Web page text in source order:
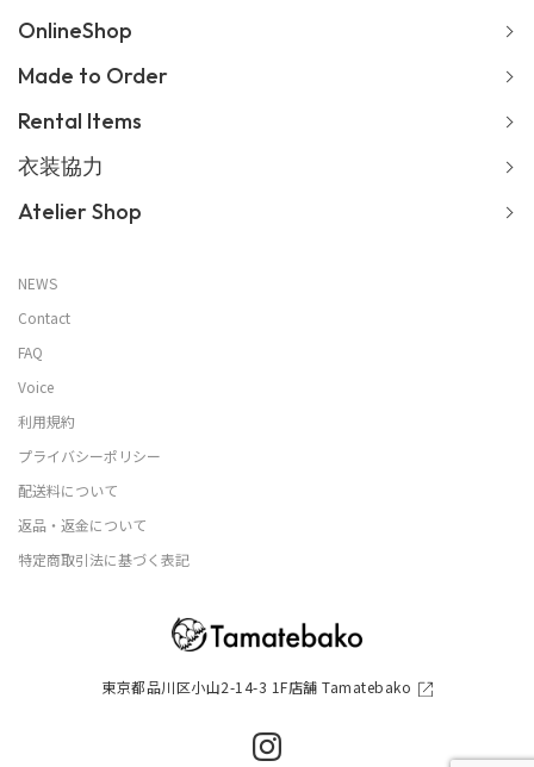
東京都品川区小山2-14-3 1F店舗 Tamatebako
OnlineShop
Made to Order
Rental Items
衣装協力
Atelier Shop
NEWS
Contact
FAQ
Voice
利用規約
プライバシーポリシー
配送料について
返品・返金について
特定商取引法に基づく表記